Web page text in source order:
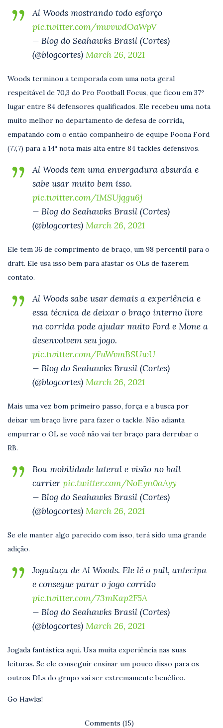
Al Woods mostrando todo esforço
pic.twitter.com/mwvwdOaWpV
— Blog do Seahawks Brasil (Cortes)
(@blogcortes) March 26, 2021
Woods terminou a temporada com uma nota geral
respeitável de 70,3 do Pro Football Focus, que ficou em 37º
lugar entre 84 defensores qualificados. Ele recebeu uma nota
muito melhor no departamento de defesa de corrida,
empatando com o então companheiro de equipe Poona Ford
(77,7) para a 14ª nota mais alta entre 84 tackles defensivos.
Al Woods tem uma envergadura absurda e
sabe usar muito bem isso.
pic.twitter.com/1MSUjqgu6j
— Blog do Seahawks Brasil (Cortes)
(@blogcortes) March 26, 2021
Ele tem 36 de comprimento de braço, um 98 percentil para o
draft. Ele usa isso bem para afastar os OLs de fazerem
contato.
Al Woods sabe usar demais a experiência e
essa técnica de deixar o braço interno livre
na corrida pode ajudar muito Ford e Mone a
desenvolvem seu jogo.
pic.twitter.com/FuWvmBSUwU
— Blog do Seahawks Brasil (Cortes)
(@blogcortes) March 26, 2021
Mais uma vez bom primeiro passo, força e a busca por
deixar um braço livre para fazer o tackle. Não adianta
empurrar o OL se você não vai ter braço para derrubar o
RB.
Boa mobilidade lateral e visão no ball
carrier pic.twitter.com/NoEyn0aAyy
— Blog do Seahawks Brasil (Cortes)
(@blogcortes) March 26, 2021
Se ele manter algo parecido com isso, terá sido uma grande
adição.
Jogadaça de Al Woods. Ele lê o pull, antecipa
e consegue parar o jogo corrido
pic.twitter.com/73mKap2F5A
— Blog do Seahawks Brasil (Cortes)
(@blogcortes) March 26, 2021
Jogada fantástica aqui. Usa muita experiência nas suas
leituras. Se ele conseguir ensinar um pouco disso para os
outros DLs do grupo vai ser extremamente benéfico.
Go Hawks!
Comments (15)